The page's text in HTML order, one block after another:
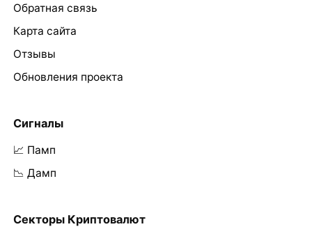
Обратная связь
Карта сайта
Отзывы
Обновления проекта
Сигналы
📈 Памп
📉 Дамп
Секторы Криптовалют